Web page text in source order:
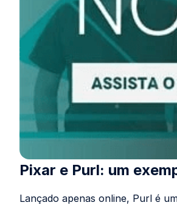
Pixar e Purl: um
Lançado apenas online, Purl é